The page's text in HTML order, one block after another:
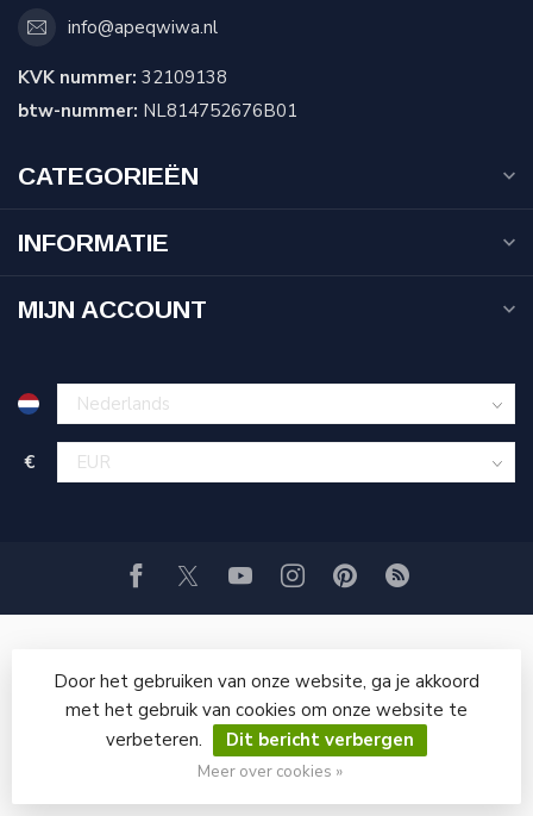
info@apeqwiwa.nl
KVK nummer: 32109138
btw-nummer: NL814752676B01
CATEGORIEËN
INFORMATIE
MIJN ACCOUNT
€
© Copyright 2026 GRITSTRAALWINKEL
Door het gebruiken van onze website, ga je akkoord
met het gebruik van cookies om onze website te
verbeteren.
Dit bericht verbergen
Meer over cookies »